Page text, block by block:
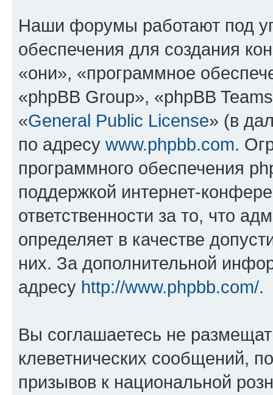
Наши форумы работают под
обеспечения для создания
«они», «программное
«phpBB Group», «phpBB
«General Public License» (в
по адресу www.phpbb.com.
программного обеспечения
поддержкой интернет-
ответственности за то, что
определяет в качестве
них. За дополнительной
адресу http://www.phpbb.com/.
Вы соглашаетесь не
клеветнических сообщений,
призывов к национальной